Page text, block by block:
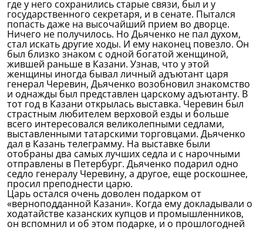
где у него сохранились старые связи, был и у
государственного секретаря, и в сенате. Пытался
попасть даже на высочайший прием во дворце.
Ничего не получилось. Но Дьяченко не пал духом,
стал искать другие ходы. И ему наконец повезло. Он
был близко знаком с одной богатой женщиной,
жившей раньше в Казани. Узнав, что у этой
женщины иногда бывал личный адъютант царя
генерал Черевин, Дьяченко возобновил знакомство
и однажды был представлен царскому адъютанту. В
тот год в Казани открылась выставка. Черевин был
страстным любителем верховой езды и больше
всего интересовался великолепными седлами,
выставленными татарскими торговцами. Дьяченко
дал в Казань телеграмму. На выставке были
отобраны два самых лучших седла и с нарочными
отправлены в Петербург. Дьяченко подарил одно
седло генералу Черевину, а другое, еще роскошнее,
просил преподнести царю.
Царь остался очень доволен подарком от
«верноподданной Казани». Когда ему докладывали о
ходатайстве казанских купцов и промышленников,
он вспомнил и об этом подарке, и о прошлогодней